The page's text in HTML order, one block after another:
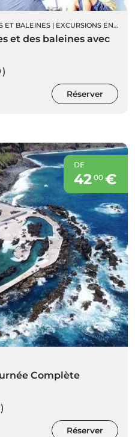
ET BALEINES | EXCURSIONS EN BATEAU
et des baleines avec
Réserver
DE
42 00€
Complète
Réserver